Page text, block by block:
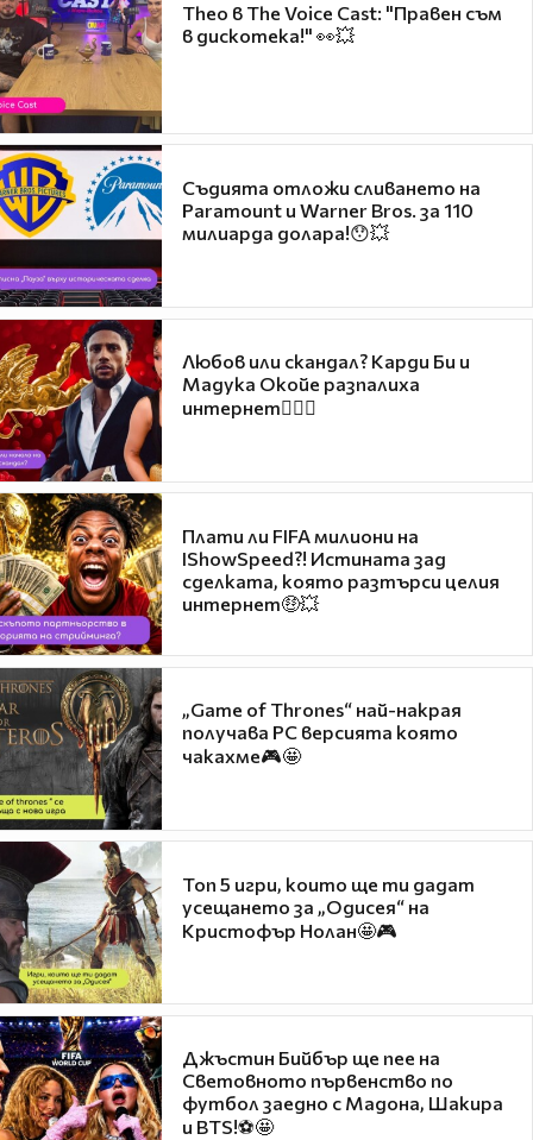
Theo в The Voice Cast: "Правен съм
в дискотека!" 👀💥
Съдията отложи сливането на
Paramount и Warner Bros. за 110
милиарда долара!😯💥
Любов или скандал? Карди Би и
Мадука Окойе разпалиха
интернет❤️‍🔥🔥
Плати ли FIFA милиони на
IShowSpeed?! Истината зад
сделката, която разтърси целия
интернет🤑💥
„Game of Thrones“ най-накрая
получава PC версията която
чакахме🎮🤩
Топ 5 игри, които ще ти дадат
усещането за „Одисея“ на
Кристофър Нолан🤩🎮
Джъстин Бийбър ще пее на
Световното първенство по
футбол заедно с Мадона, Шакира
и BTS!⚽🤩